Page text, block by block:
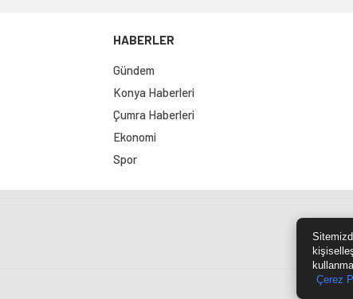
HABERLER
Gündem
Konya Haberleri
Çumra Haberleri
Ekonomi
Spor
Çerez